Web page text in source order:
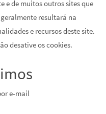
e de muitos outros sites que
resultará na
e recursos deste site.
desative os cookies.
e-mail